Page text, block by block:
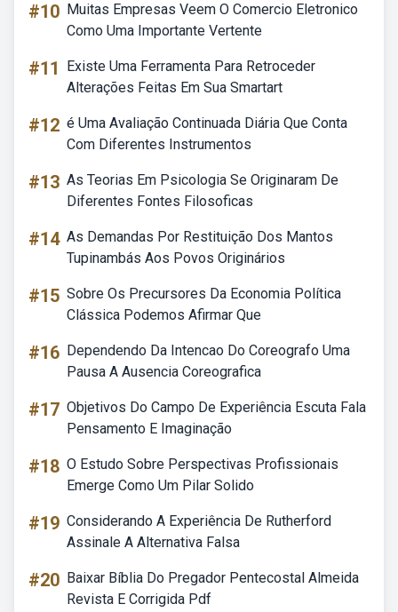
#10 Muitas Empresas Veem O Comercio Eletronico
Como Uma Importante Vertente
#11
Existe Uma Ferramenta Para Retroceder
Alterações Feitas Em Sua Smartart
#12 é Uma Avaliação Continuada Diária Que Conta
Com Diferentes Instrumentos
#13 As Teorias Em Psicologia Se Originaram De
Diferentes Fontes Filosoficas
#14 As Demandas Por Restituição Dos Mantos
Tupinambás Aos Povos Originários
#15 Sobre Os Precursores Da Economia Política
Clássica Podemos Afirmar Que
#16 Dependendo Da Intencao Do Coreografo Uma
Pausa A Ausencia Coreografica
#17 Objetivos Do Campo De Experiência Escuta Fala
Pensamento E Imaginação
#18 O Estudo Sobre Perspectivas Profissionais
Emerge Como Um Pilar Solido
#19 Considerando A Experiência De Rutherford
Assinale A Alternativa Falsa
#20 Baixar Bíblia Do Pregador Pentecostal Almeida
Revista E Corrigida Pdf